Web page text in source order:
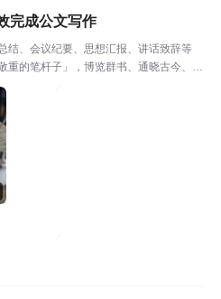
完成公文写作
结、会议纪要、思想汇报、讲话致辞等
重的笔杆子」，博览群书、通晓古今、党
如有神。但事实上的我们，通常只能——
结时，那么多材料不知...